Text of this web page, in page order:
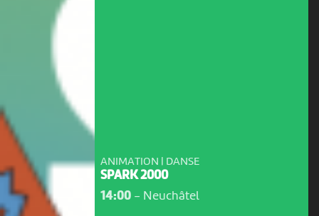
ANIMATION | DANSE
SPARK 2000
14:00- Neuchâtel